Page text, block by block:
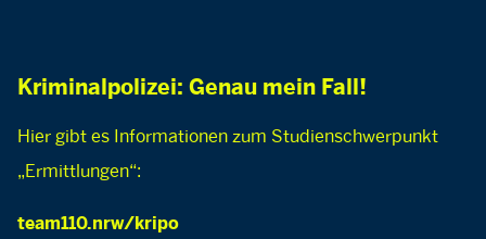
Kriminalpolizei: Genau mein Fall!
Hier gibt es Informationen zum Studienschwerpunkt
„Ermittlungen“:
team110.nrw/kripo